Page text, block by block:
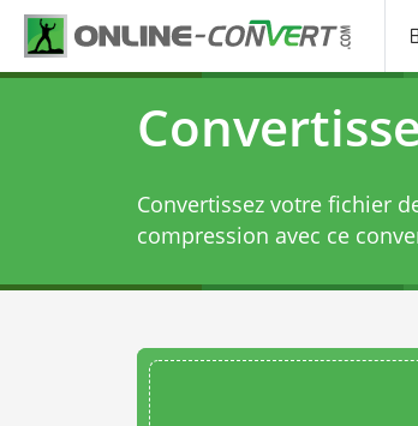
Convertissez votre fichier
compression avec ce